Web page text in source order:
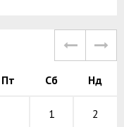
Пт Сб Нд
1 2